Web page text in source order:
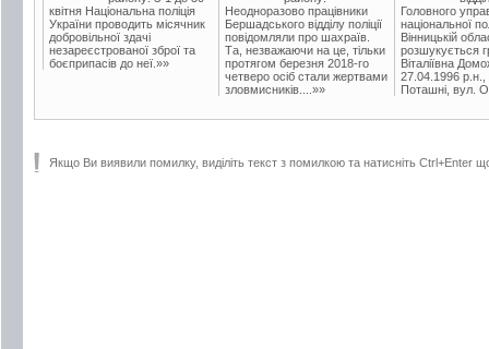
квітня Національна поліція
України проводить місячник
добровільної здачі
незареєстрованої зброї та
боєприпасів до неї.»»
Неодноразово працівники
Бершадського відділу поліції
повідомляли про шахраїв.
Та, незважаючи на це, тільки
протягом березня 2018-го
четверо осіб стали жертвами
зловмисників....»»
Головного
національної
Вінницькій
розшукується
Віталіївна
27.04.1996 р.н.,
Поташні, вул.
Якщо Ви виявили помилку, виділіть текст з помилкою та натисніть Ctrl+Enter